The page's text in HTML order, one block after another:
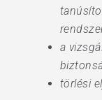
a
törlési